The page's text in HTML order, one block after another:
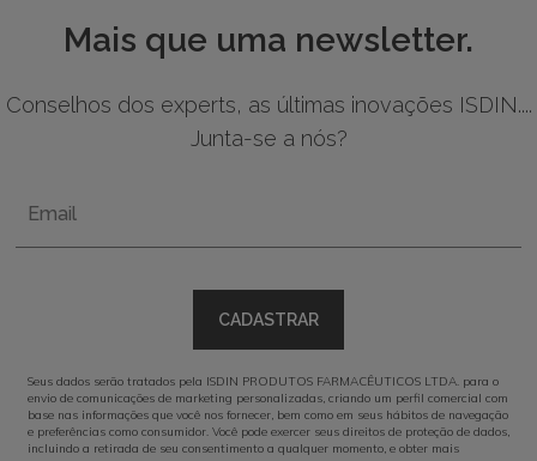
Mais que uma newsletter.
Conselhos dos experts, as últimas inovações ISDIN....
Junta-se a nós?
Email
CADASTRAR
Seus dados serão tratados pela ISDIN PRODUTOS FARMACÊUTICOS LTDA. para o
envio de comunicações de marketing personalizadas, criando um perfil comercial com
base nas informações que você nos fornecer, bem como em seus hábitos de navegação
e preferências como consumidor. Você pode exercer seus direitos de proteção de dados,
incluindo a retirada de seu consentimento a qualquer momento, e obter mais